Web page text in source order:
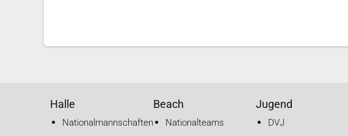
Halle
Nationalmannschaften
Beach
Nationalteams
Jugend
DVJ